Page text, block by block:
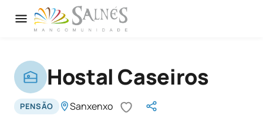
Hostal Caseiros
PENSÃO Sanxenxo